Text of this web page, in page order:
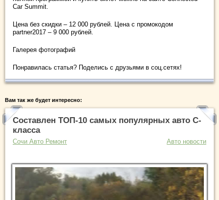
Car Summit.
Цена без скидки – 12 000 рублей. Цена с промокодом
partner2017 – 9 000 рублей.
Галерея фотографий
Понравилась статья? Поделись с друзьями в соц.сетях!
Вам так же будет интересно:
Составлен ТОП-10 самых популярных авто С-
класса
Сочи Авто Ремонт Авто новости